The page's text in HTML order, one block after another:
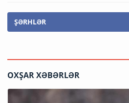
ŞƏRHLƏR
OXŞAR XƏBƏRLƏR